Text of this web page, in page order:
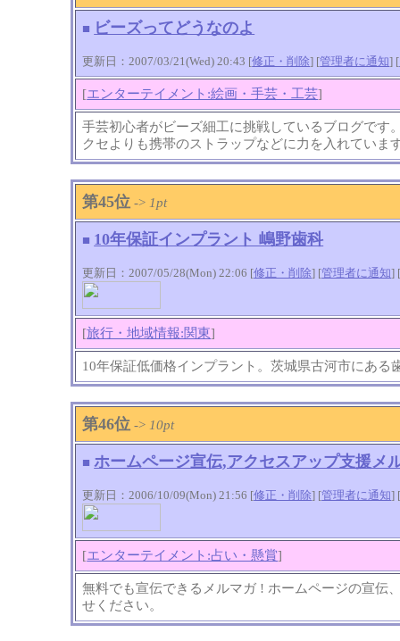
■ ビーズってどうなのよ
更新日：2007/03/21(Wed) 20:43 [修正・削除] [管理者に通知] [
[エンターテイメント:絵画・手芸・工芸]
手芸初心者がビーズ細工に挑戦しているブログです
クセよりも携帯のストラップなどに力を入れていま
第45位 -> 1pt
■ 10年保証インプラント 嶋野歯科
更新日：2007/05/28(Mon) 22:06 [修正・削除] [管理者に通知]
[旅行・地域情報:関東]
10年保証低価格インプラント。茨城県古河市にある
第46位 -> 10pt
■ ホームページ宣伝,アクセスアップ支援メ
更新日：2006/10/09(Mon) 21:56 [修正・削除] [管理者に通知]
[エンターテイメント:占い・懸賞]
無料でも宣伝できるメルマガ ! ホームページの宣伝
せください。